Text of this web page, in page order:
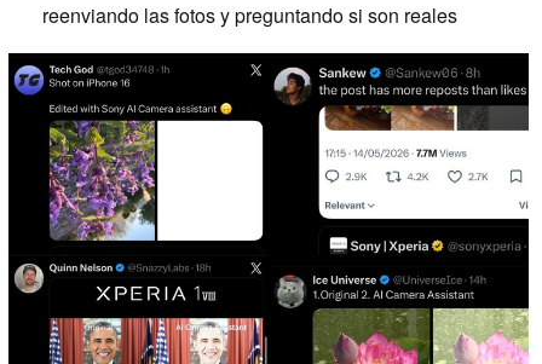
reenviando las fotos y preguntando si son reales